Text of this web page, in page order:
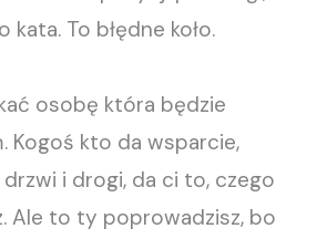
To błędne koło.
osobę która będzie
Kogoś kto da wsparcie,
drzwi i drogi, da ci to, czego
Ale to ty poprowadzisz, bo